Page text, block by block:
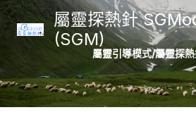
Skip
to
content
屬靈探熱針
(SGM)
屬靈引導模式/屬靈探